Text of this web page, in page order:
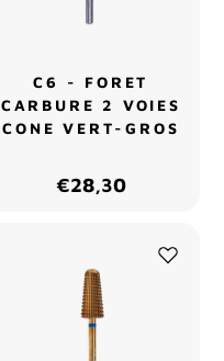
C6 - FORET
CARBURE 2 VOIES
CONE VERT-GROS
€28,30